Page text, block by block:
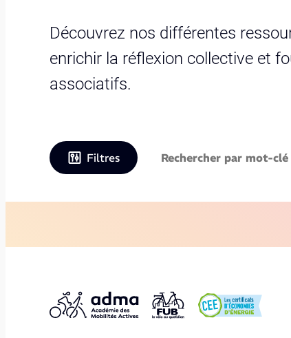
Découvrez nos différentes
enrichir la réflexion collective et
associatifs.
Filtres